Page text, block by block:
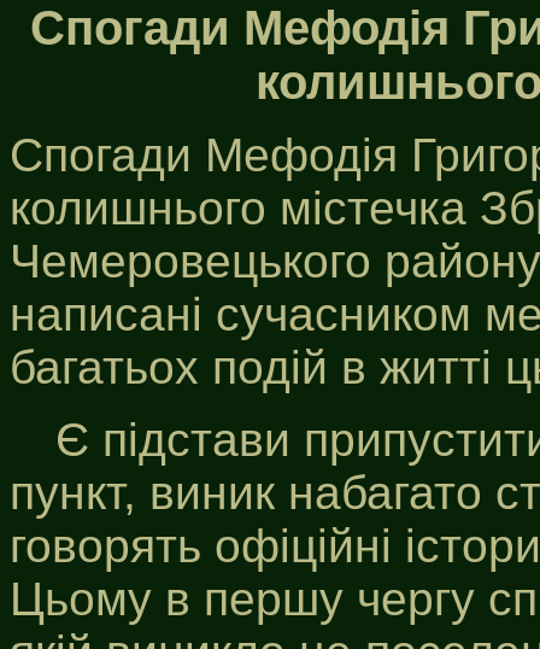
Спогади Мефодія
Спогади Мефодія
колишнього містечка
Чемеровецького
написані сучасником
багатьох подій в житті
Є підстави
пункт, виник набагато
говорять офіційні
Цьому в першу чергу